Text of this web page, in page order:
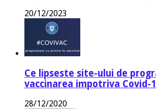
20/12/2023
Ce lipseste site-ului de
vaccinarea impotriva Covid-
28/12/2020